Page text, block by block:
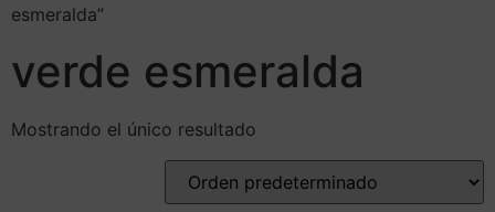
esmeralda”
verde esmeralda
Mostrando el único resultado